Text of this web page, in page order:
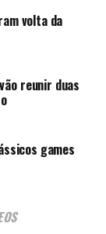
volta da
reunir duas
games